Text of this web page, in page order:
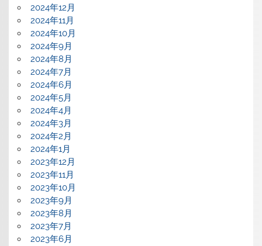
2024年12月
2024年11月
2024年10月
2024年9月
2024年8月
2024年7月
2024年6月
2024年5月
2024年4月
2024年3月
2024年2月
2024年1月
2023年12月
2023年11月
2023年10月
2023年9月
2023年8月
2023年7月
2023年6月